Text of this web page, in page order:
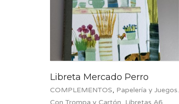
Libreta Mercado Perro
COMPLEMENTOS, Papelería y Juegos.